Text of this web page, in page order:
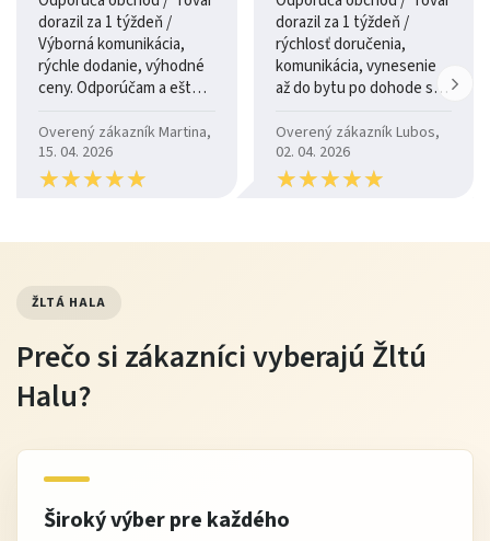
dorazil za 1 týždeň /
Výborná komunikácia,
rýchle dodanie, výhodné
ceny. Odporúčam a ešte
Overený zákazník Martina,
15. 04. 2026
★★★★★
★★★★★
dorazil za 1 týždeň /
rýchlosť doručenia,
komunikácia, vynesenie
až do bytu po dohode so
Overený zákazník Lubos,
02. 04. 2026
★★★★★
★★★★★
ŽLTÁ HALA
Prečo si zákazníci vyberajú Žltú
Halu?
Široký výber pre každého